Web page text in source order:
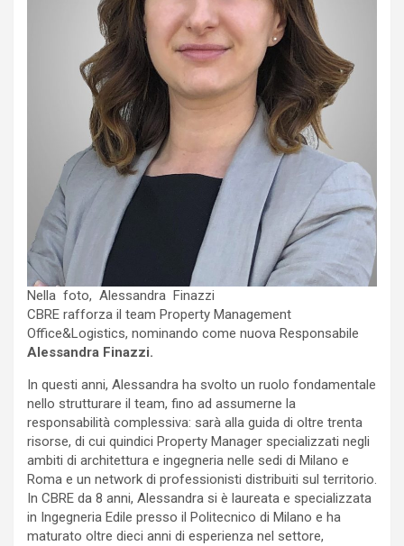
Nella foto, Alessandra Finazzi
CBRE rafforza il team Property Management
Office&Logistics, nominando come nuova Responsabile
Alessandra Finazzi.
In questi anni, Alessandra ha svolto un ruolo fondamentale
nello strutturare il team, fino ad assumerne la
responsabilità complessiva: sarà alla guida di oltre trenta
risorse, di cui quindici Property Manager specializzati negli
ambiti di architettura e ingegneria nelle sedi di Milano e
Roma e un network di professionisti distribuiti sul territorio.
In CBRE da 8 anni, Alessandra si è laureata e specializzata
in Ingegneria Edile presso il Politecnico di Milano e ha
maturato oltre dieci anni di esperienza nel settore,